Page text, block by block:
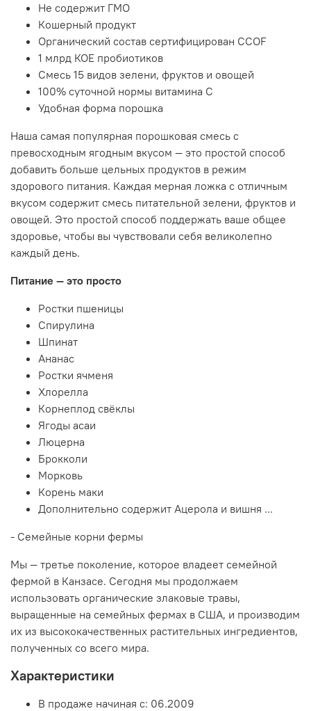
Не содержит ГМО
Кошерный продукт
Органический состав сертифицирован CCOF
1 млрд КОЕ пробиотиков
Смесь 15 видов зелени, фруктов и овощей
100% суточной нормы витамина C
Удобная форма порошка
Наша самая популярная порошковая смесь с
превосходным ягодным вкусом — это простой способ
добавить больше цельных продуктов в режим
здорового питания. Каждая мерная ложка с отличным
вкусом содержит смесь питательной зелени, фруктов и
овощей. Это простой способ поддержать ваше общее
здоровье, чтобы вы чувствовали себя великолепно
каждый день.
Питание — это просто
Ростки пшеницы
Спирулина
Шпинат
Ананас
Ростки ячменя
Хлорелла
Корнеплод свёклы
Ягоды асаи
Люцерна
Брокколи
Морковь
Корень маки
Дополнительно содержит Ацерола и вишня ...
- Семейные корни фермы
Мы — третье поколение, которое владеет семейной
фермой в Канзасе. Сегодня мы продолжаем
использовать органические злаковые травы,
выращенные на семейных фермах в США, и производим
их из высококачественных растительных ингредиентов,
полученных со всего мира.
Характеристики
В продаже начиная с: 06.2009